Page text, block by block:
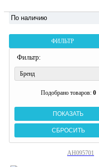
ФИЛЬТР
Фильтр:
Бренд
Подобрано товаров: 0
AH095701